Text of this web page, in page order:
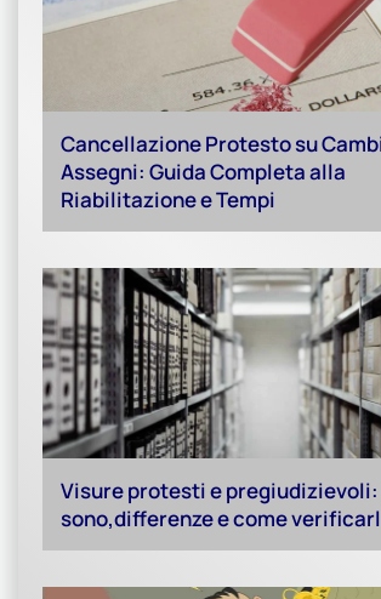
Cancellazione Protesto su
Assegni: Guida Completa alla
Riabilitazione e Tempi
Visure protesti e pregiudizievoli:
sono,differenze e come